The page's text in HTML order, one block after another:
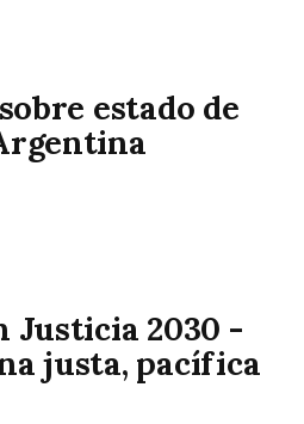
estado de
Justicia 2030 -
justa, pacífica